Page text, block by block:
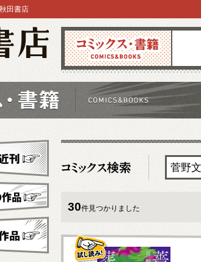
コミックス 雑誌
田書店
30件見つかりました